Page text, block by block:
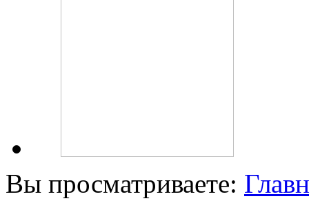
Вы просматриваете: